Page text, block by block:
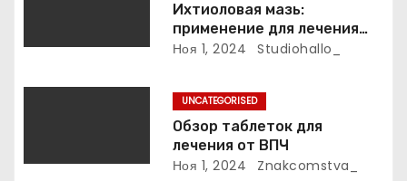
а
п
с
Ихтиоловая мазь:
применение для лечения
фурункулов
Ноя 1, 2024 Studiohallo_
UNCATEGORISED
Обзор таблеток для
лечения от ВПЧ
Ноя 1, 2024 Znakcomstva_